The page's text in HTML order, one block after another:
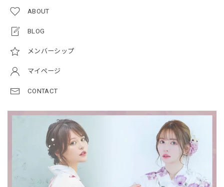
ABOUT
BLOG
メンバーシップ
マイページ
CONTACT